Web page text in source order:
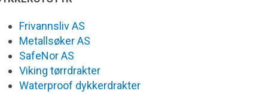
Frivannsliv AS
Metallsøker AS
SafeNor AS
Viking tørrdrakter
Waterproof dykkerdrakter